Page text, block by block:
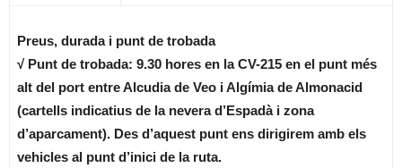
Preus, durada i punt de trobada
√ Punt de trobada: 9.30 hores en la CV-215 en el punt més
alt del port entre Alcudia de Veo i Algímia de Almonacid
(cartells indicatius de la nevera d’Espadà i zona
d’aparcament). Des d’aquest punt ens dirigirem amb els
vehicles al punt d’inici de la ruta.